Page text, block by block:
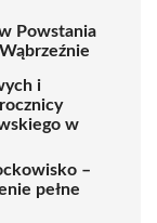
Powstania
i
w
–
pełne